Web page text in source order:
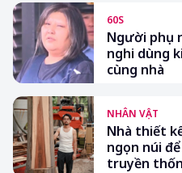
60S
Người phụ
nghi dùng
cùng nhà
NHÂN VẬT
Nhà thiết
ngọn núi
truyền